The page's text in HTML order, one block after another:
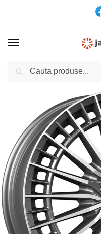
Acasă Jante / JANTA GMP